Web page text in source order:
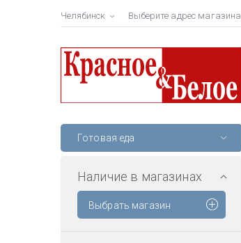
Челябинск Выберите адрес магазина
Готовая еда
Наличие в магазинах
Выбрать магазин